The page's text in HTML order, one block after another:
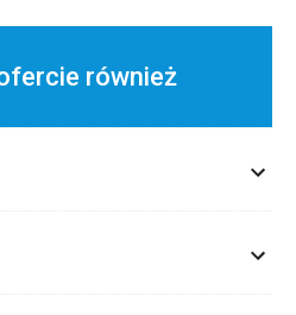
również